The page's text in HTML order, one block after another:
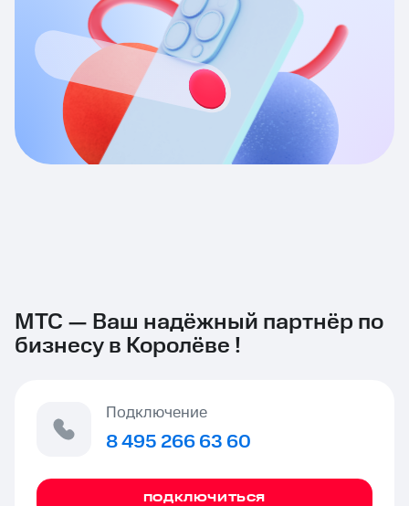
МТС — Ваш надёжный партнёр по
бизнесу в Королёве !
Подключение
8 495 266 63 60
ПОДКЛЮЧИТЬСЯ